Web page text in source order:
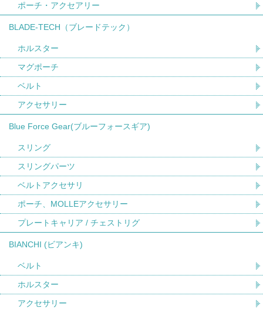
ポーチ・アクセアリー
BLADE-TECH（ブレードテック）
ホルスター
マグポーチ
ベルト
アクセサリー
Blue Force Gear(ブルーフォースギア)
スリング
スリングパーツ
ベルトアクセサリ
ポーチ、MOLLEアクセサリー
プレートキャリア / チェストリグ
BIANCHI (ビアンキ)
ベルト
ホルスター
アクセサリー